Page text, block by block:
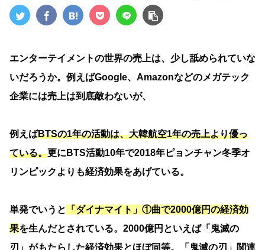
エンターテイメントの世界の売上は、少し舐められていな
いだろうか。例えばGoogle、Amazonなどのメガテック
企業には売上は到底敵わないが、
例えばBTSの1年の活動は、大韓航空1年の売上より優っ
ている。更にBTS活動10年で2018年ピョンチャン冬季オ
リンピックよりも経済効果をあげている。
単発でいうと
「ダイナマイト」①曲で2000億円の経済効
果を生んだとされている。2000億円といえば「鬼滅の
刃」がもたらした経済効果とほぼ同等。「鬼滅の刃」関連